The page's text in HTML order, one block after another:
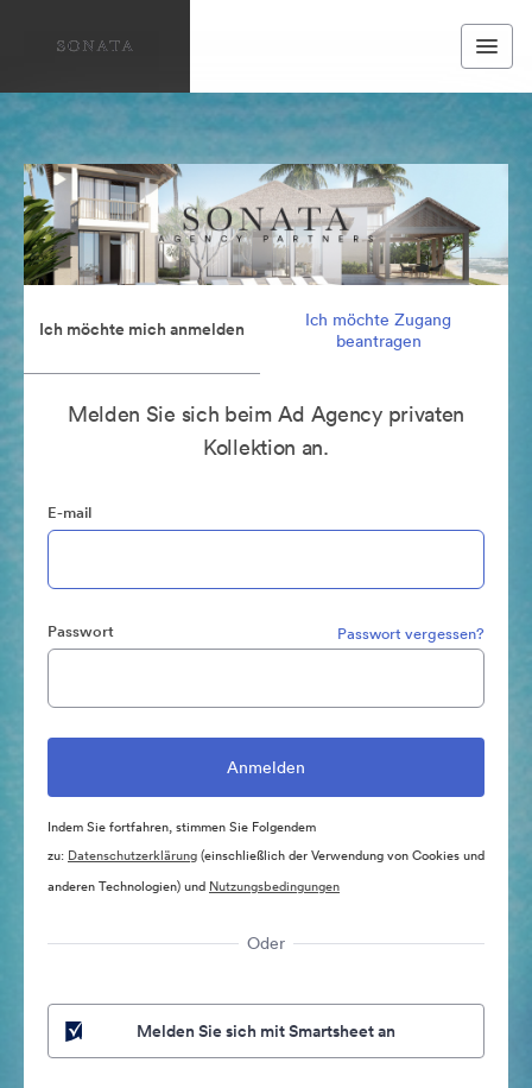
Ich möchte mich anmelden
Ich möchte Zugang
beantragen
Melden Sie sich beim Ad Agency privaten
Kollektion an.
E-mail
Passwort Passwort vergessen?
Indem Sie fortfahren, stimmen Sie Folgendem
zu: Datenschutzerklärung(einschließlich der Verwendung von Cookies und
anderen Technologien) und Nutzungsbedingungen
Oder
Melden Sie sich mit Smartsheet an